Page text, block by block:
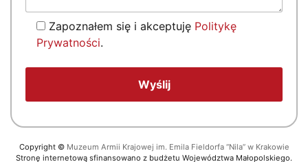
Zapoznałem się i akceptuję Politykę
Prywatności.
Copyright © Muzeum Armii Krajowej im. Emila Fieldorfa “Nila” w Krakowie
Stronę internetową sfinansowano z budżetu Województwa Małopolskiego.